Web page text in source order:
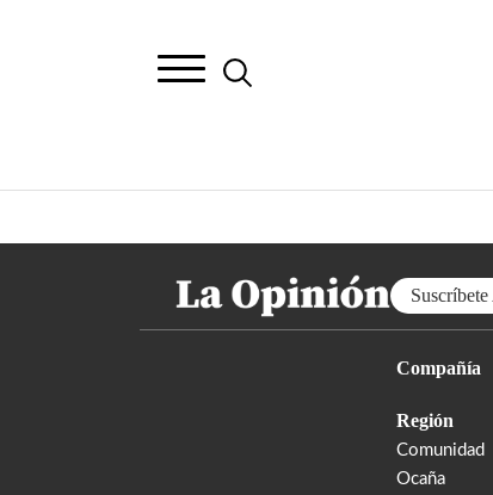
Compañía
Región
Comunidad
Ocaña